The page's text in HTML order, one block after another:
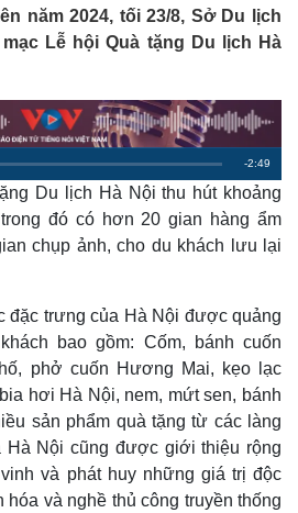
năm 2024, tối 23/8, Sở Du lịch
Lễ hội Quà tặng Du lịch Hà
R
e
m
n
g
i
-2:49
Du lịch Hà Nội thu hút khoảng
đó có hơn 20 gian hàng ẩm
chụp ảnh, cho du khách lưu lại
đặc trưng của Hà Nội được quảng
bao gồm: Cốm, bánh cuốn
phở cuốn Hương Mai, kẹo lạc
hơi Hà Nội, nem, mứt sen, bánh
sản phẩm quà tặng từ các làng
Hà Nội cũng được giới thiệu rộng
và phát huy những giá trị độc
hóa và nghề thủ công truyền thống